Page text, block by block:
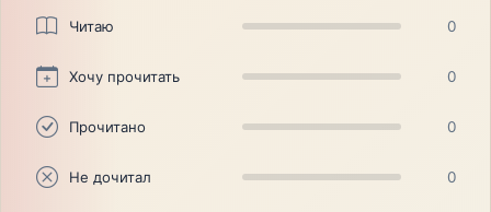
Читаю 0
Хочу прочитать 0
Прочитано 0
Не дочитал 0